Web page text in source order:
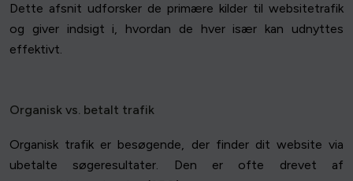
Dette afsnit udforsker de primære kilder til websitetrafik
og giver indsigt i, hvordan de hver især kan udnyttes
effektivt.
Organisk vs. betalt trafik
Organisk trafik er besøgende, der finder dit website via
ubetalte søgeresultater. Den er ofte drevet af